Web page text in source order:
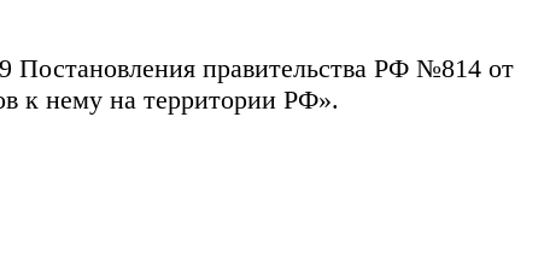
Постановления правительства РФ №814 от
к нему на территории РФ».